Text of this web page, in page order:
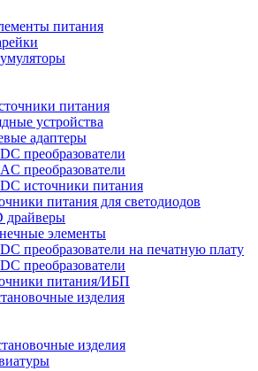
питания
питания
устройства
адаптеры
преобразователи
преобразователи
источники питания
питания для светодиодов
драйверы
элементы
преобразователи на печатную плату
преобразователи
питания/ИБП
изделия
изделия